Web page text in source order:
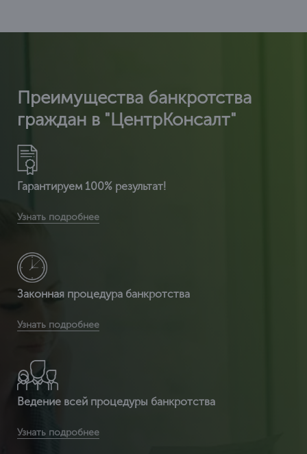
Преимущества банкротства
граждан в "ЦентрКонсалт"
Гарантируем 100% результат!
сертификат ИСО 14001 + расширенный сертификат по
Узнать подробнее
Законная процедура банкротства
являемся сертификационным центром и делаем
Узнать подробнее
Ведение всей процедуры банкротства
14001 от 2 часов
Узнать подробнее